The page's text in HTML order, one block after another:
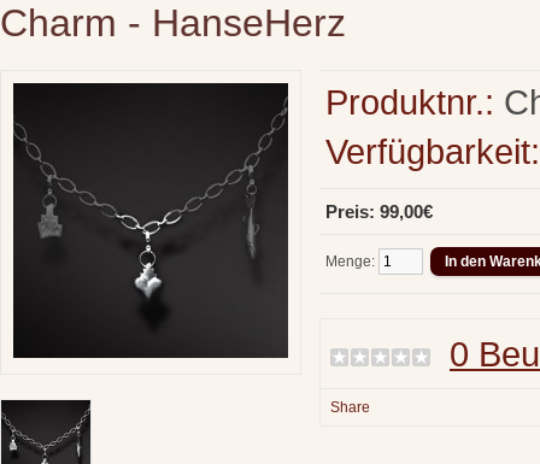
Charm - HanseHerz
Produktnr.:
Verfügbarkeit:
Preis: 99,00€
Menge:
0
Share